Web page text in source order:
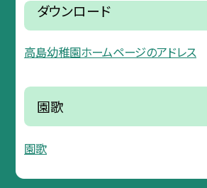
ダウンロード
高島幼稚園ホームページのアドレス
園歌
園歌